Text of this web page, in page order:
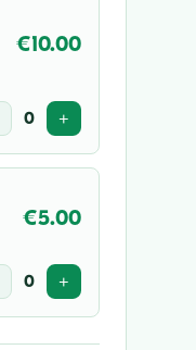
€10.00
0 +
€5.00
0 +